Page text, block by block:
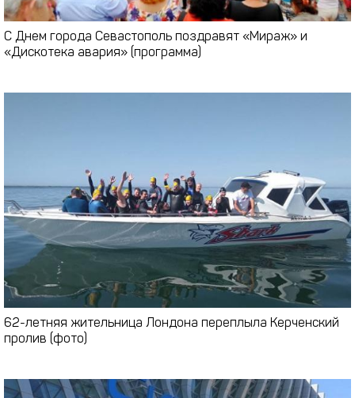
С Днем города Севастополь поздравят «Мираж» и
«Дискотека авария» (программа)
62-летняя жительница Лондона переплыла Керченский
пролив (фото)